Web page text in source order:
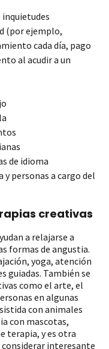
(por ejemplo,
cada día, pago
al acudir a un
de idioma
personas a cargo del
creativas
a relajarse a
formas de angustia.
yoga, atención
guiadas. También se
como el arte, el
en algunas
con animales
con mascotas,
terapia, y es otra
considerar interesante